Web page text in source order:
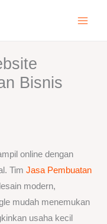
Bisnis
online dengan
Tim Jasa Pembuatan
modern,
mudah menemukan
usaha kecil